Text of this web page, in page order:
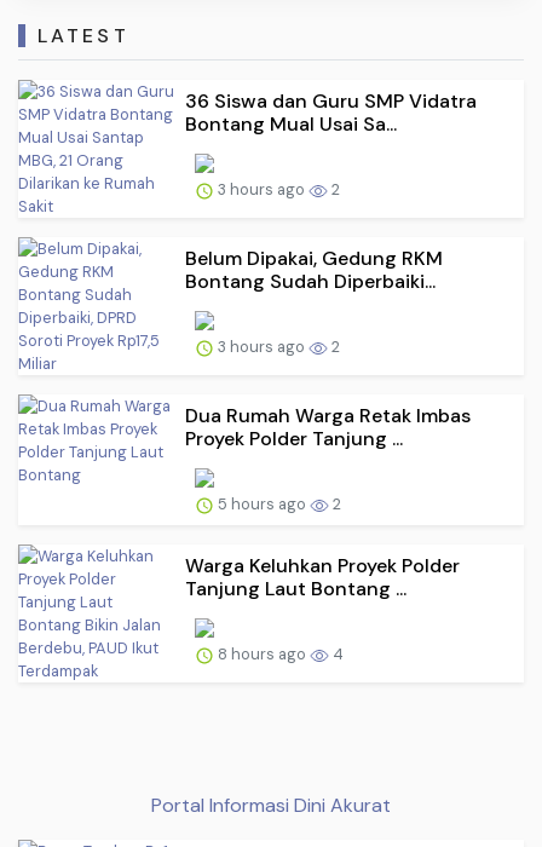
LATEST
36 Siswa dan Guru SMP Vidatra
Bontang Mual Usai Sa...
3 hours ago 2
Belum Dipakai, Gedung RKM
Bontang Sudah Diperbaiki...
3 hours ago 2
Dua Rumah Warga Retak Imbas
Proyek Polder Tanjung ...
5 hours ago 2
Warga Keluhkan Proyek Polder
Tanjung Laut Bontang ...
8 hours ago 4
Portal Informasi Dini Akurat